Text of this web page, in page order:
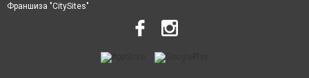
Франшиза "CitySites"